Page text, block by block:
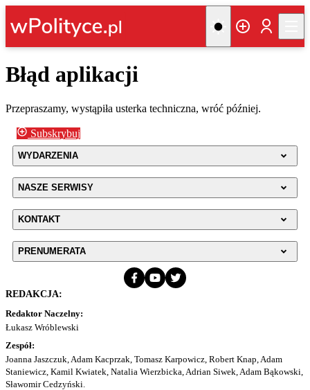
Błąd aplikacji
Przepraszamy, wystąpiła usterka techniczna, wróć później.
Subskrybuj
WYDARZENIA
NASZE SERWISY
KONTAKT
PRENUMERATA
REDAKCJA:
Redaktor Naczelny:
Łukasz Wróblewski
Zespół:
Joanna Jaszczuk, Adam Kacprzak, Tomasz Karpowicz, Robert Knap, Adam
Staniewicz, Kamil Kwiatek, Natalia Wierzbicka, Adrian Siwek, Adam Bąkowski,
Sławomir Cedzyński.